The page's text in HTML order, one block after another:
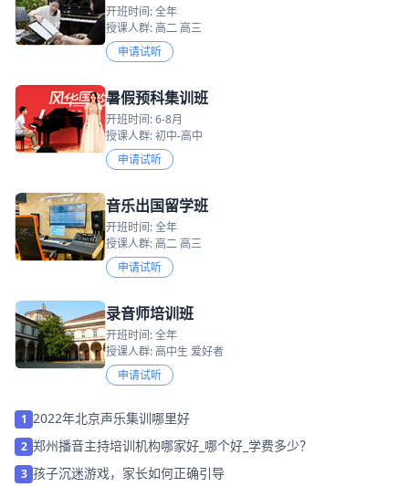
开班时间: 全年
授课人群: 高二 高三
申请试听
暑假预科集训班
开班时间: 6-8月
授课人群: 初中-高中
申请试听
音乐出国留学班
开班时间: 全年
授课人群: 高二 高三
申请试听
录音师培训班
开班时间: 全年
授课人群: 高中生 爱好者
申请试听
1 2022年北京声乐集训哪里好
2 郑州播音主持培训机构哪家好_哪个好_学费多少？
3 孩子沉迷游戏，家长如何正确引导